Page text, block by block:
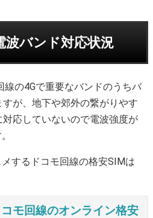
波バンド対応状況
線の4Gで重要なバンドのうちバ
が、地下や郊外の繋がりやす
応していないので電波強度が
するドコモ回線の格安SIMは
モ回線のオンライン格安